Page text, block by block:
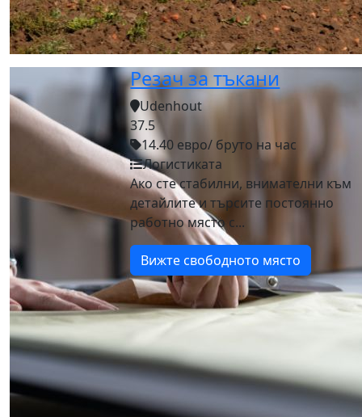
Резач за тъкани
Udenhout
37.5
14.40 евро/ бруто на час
Логистиката
Ако сте стабилни, внимателни към
детайлите и търсите постоянно
работно място с...
Вижте свободното място